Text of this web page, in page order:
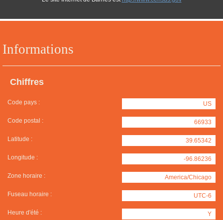
Informations
Chiffres
Code pays : US
Code postal : 66933
Latitude : 39.65342
Longitude : -96.86236
Zone horaire : America/Chicago
Fuseau horaire : UTC-6
Heure d'été : Y